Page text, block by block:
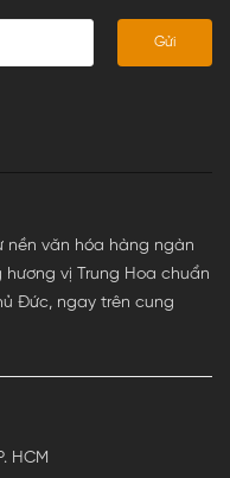
Gửi
nền văn hóa hàng ngàn
vị Trung Hoa chuẩn
Đức, ngay trên cung
HCM